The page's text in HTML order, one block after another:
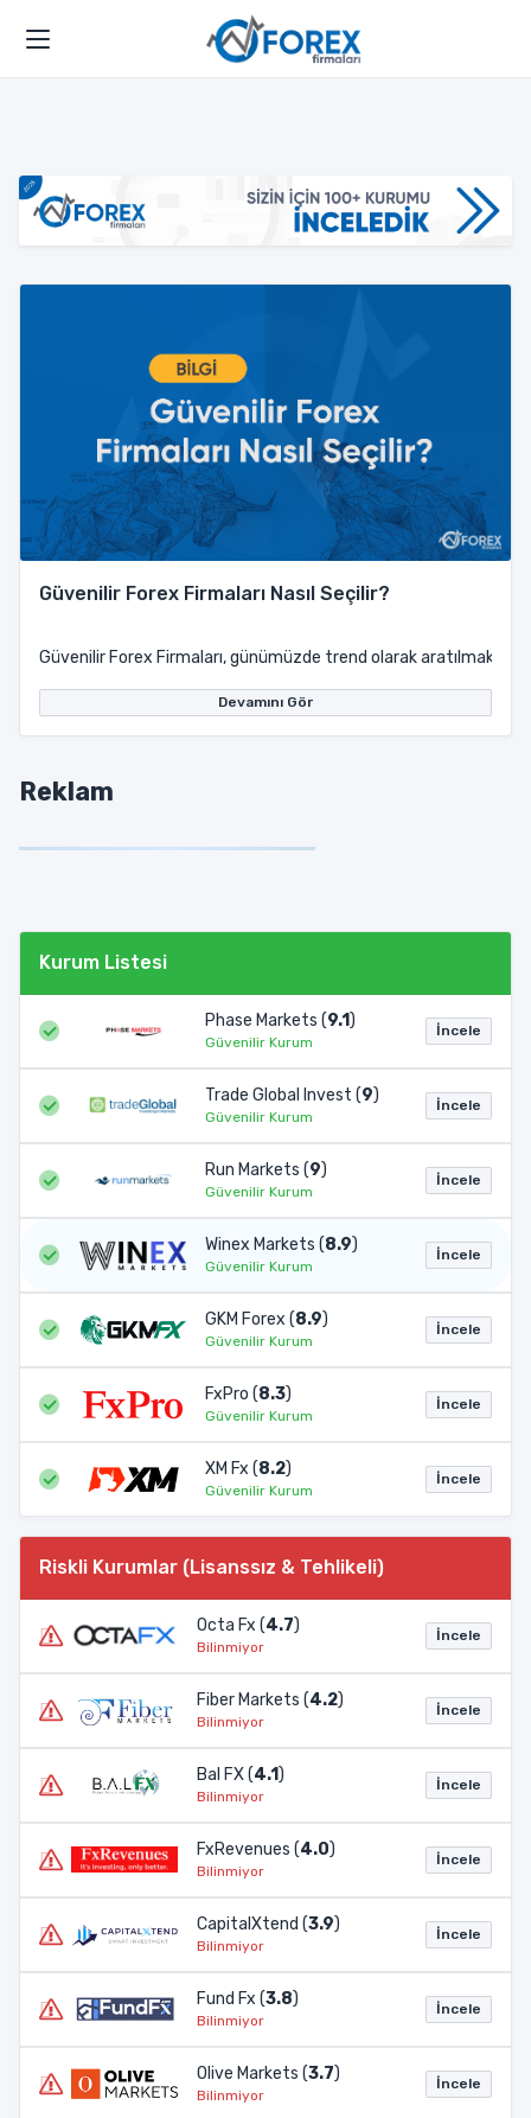
Güvenilir Forex Firmaları Nasıl Seçilir?
Güvenilir Forex Firmaları, günümüzde trend olarak aratılmakta
Devamını Gör
Reklam
Kurum Listesi
Phase Markets (9.1)
Güvenilir Kurum
İncele
Trade Global Invest (9)
Güvenilir Kurum
İncele
Run Markets (9)
Güvenilir Kurum
İncele
Winex Markets (8.9)
Güvenilir Kurum
İncele
GKM Forex (8.9)
Güvenilir Kurum
İncele
FxPro (8.3)
Güvenilir Kurum
İncele
XM Fx (8.2)
Güvenilir Kurum
İncele
Riskli Kurumlar (Lisanssız & Tehlikeli)
Octa Fx (4.7)
Bilinmiyor
İncele
Fiber Markets (4.2)
Bilinmiyor
İncele
Bal FX (4.1)
Bilinmiyor
İncele
FxRevenues (4.0)
Bilinmiyor
İncele
CapitalXtend (3.9)
Bilinmiyor
İncele
Fund Fx (3.8)
Bilinmiyor
İncele
Olive Markets (3.7)
Bilinmiyor
İncele